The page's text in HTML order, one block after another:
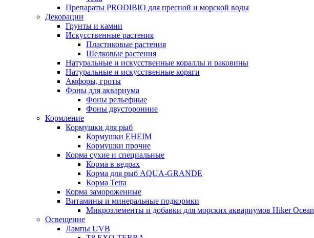
Препараты PRODIBIO для пресной и морской воды
Декорации
Грунты и камни
Искусственные растения
Пластиковые растения
Шелковые растения
Натуральные и искусственные кораллы и раковины
Натуральные и искусственные коряги
Амфоры, гроты
Фоны для аквариума
Фоны рельефные
Фоны двусторонние
Кормление
Кормушки для рыб
Кормушки EHEIM
Кормушки прочие
Корма сухие и специальные
Корма в ведрах
Корма для рыб AQUA-GRANDE
Корма Tetra
Корма замороженные
Витамины и минеральные подкормки
Микроэлементы и добавки для морских аквариумов Hiker Ocean
Освещение
Лампы UVB